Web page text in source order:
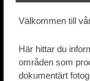
Välkommen till
Här hittar du
områden som
dokumentärt